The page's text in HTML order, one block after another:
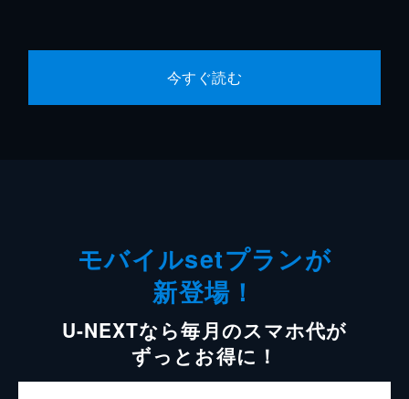
今すぐ読む
モバイルsetプランが
新登場！
U-NEXTなら毎月のスマホ代が
ずっとお得に！